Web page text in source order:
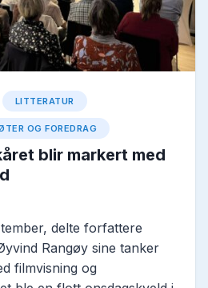
LITTERATUR
OG FOREDRAG
blir markert med
delte forfattere
Rangøy sine tanker
filmvisning og